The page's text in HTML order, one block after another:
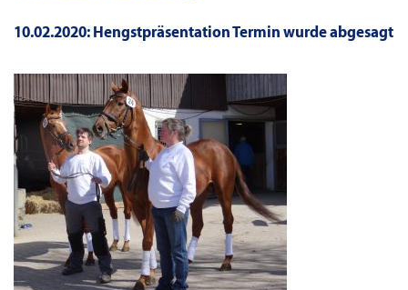
10.02.2020: Hengstpräsentation Termin wurde abgesagt